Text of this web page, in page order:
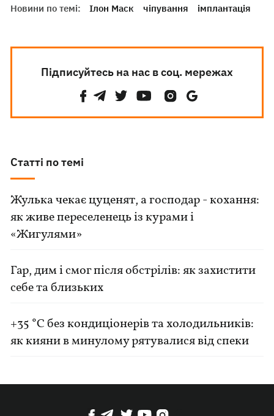
Новини по темі: Ілон Маск чіпування імплантація
Підписуйтесь на нас в соц. мережах
Статті по темі
Жулька чекає цуценят, а господар - кохання:
як живе переселенець із курами і
«Жигулями»
Гар, дим і смог після обстрілів: як захистити
себе та близьких
+35 °C без кондиціонерів та холодильників:
як кияни в минулому рятувалися від спеки